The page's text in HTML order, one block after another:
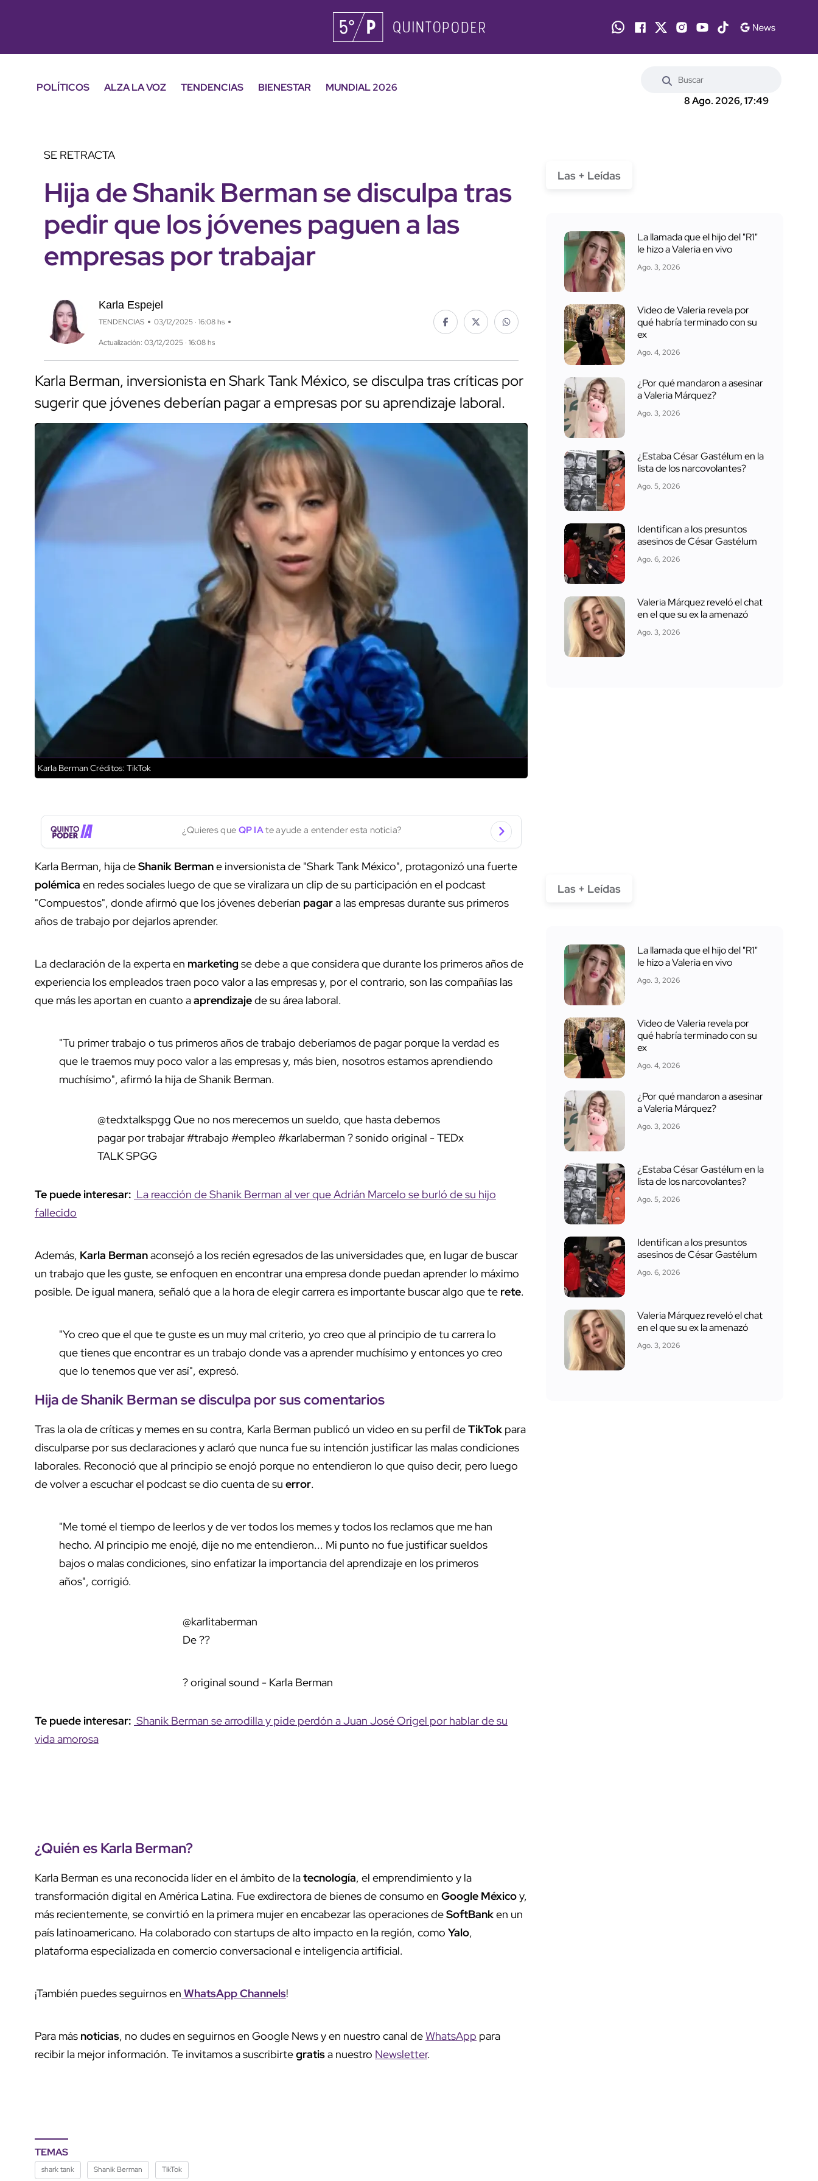
POLÍTICOS ALZA LA VOZ TENDENCIAS BIENESTAR
MUNDIAL 2026
8 Ago. 2026, 17:49
SE RETRACTA
Hija de Shanik Berman se disculpa tras
pedir que los jóvenes paguen a las
empresas por trabajar
Karla Espejel
TENDENCIAS 03/12/2025 · 16:08 hs
Actualización: 03/12/2025 · 16:08 hs
Karla Berman, inversionista en Shark Tank México, se disculpa tras críticas por
sugerir que jóvenes deberían pagar a empresas por su aprendizaje laboral.
Karla Berman Créditos: TikTok
¿Quieres que QP IAte ayude a entender esta noticia?
Karla Berman, hija deShanik Bermane inversionista de "Shark Tank México", protagonizó una fuerte
polémica en redes sociales luego de que se viralizara un clip de su participación en el podcast
"Compuestos", donde afirmó que los jóvenes deberían pagara las empresas durante sus primeros
años de trabajo por dejarlos aprender.
La declaración de la experta en marketing se debe a que considera que durante los primeros años de
experiencia los empleados traen poco valor a las empresas y, por el contrario, son las compañías las
que más les aportan en cuanto aaprendizajede su área laboral.
"Tu primer trabajo o tus primeros años de trabajo deberíamos de pagar porque la verdad es
que le traemos muy poco valor a las empresas y, más bien, nosotros estamos aprendiendo
muchísimo", afirmó la hija de Shanik Berman.
@tedxtalkspgg Que no nos merecemos un sueldo, que hasta debemos
pagar por trabajar#trabajo #empleo #karlaberman ? sonido original - TEDx
TALK SPGG
Te puede interesar: La reacción de Shanik Berman al ver que Adrián Marcelo se burló de su hijo
fallecido
Además, Karla Bermanaconsejó a los recién egresados de las universidades que, en lugar de buscar
un trabajo que les guste, se enfoquen en encontrar una empresa donde puedan aprender lo máximo
posible. De igual manera, señaló que a la hora de elegir carrera es importante buscar algo que te rete.
"Yo creo que el que te guste es un muy mal criterio, yo creo que al principio de tu carrera lo
que tienes que encontrar es un trabajo donde vas a aprender muchísimo y entonces yo creo
que lo tenemos que ver así", expresó.
Hija de Shanik Berman se disculpa por sus comentarios
Tras la ola de críticas y memes en su contra, Karla Berman publicó un video en su perfil deTikTok para
disculparse por sus declaraciones y aclaró que nunca fue su intención justificar las malas condiciones
laborales. Reconoció que al principio se enojó porque no entendieron lo que quiso decir, pero luego
de volver a escuchar el podcast se dio cuenta de su error.
"Me tomé el tiempo de leerlos y de ver todos los memes y todos los reclamos que me han
hecho. Al principio me enojé, dije no me entendieron... Mi punto no fue justificar sueldos
bajos o malas condiciones, sino enfatizar la importancia del aprendizaje en los primeros
años", corrigió.
@karlitaberman
De ??
? original sound - Karla Berman
Te puede interesar: Shanik Berman se arrodilla y pide perdón a Juan José Origel por hablar de su
vida amorosa
¿Quién es Karla Berman?
Karla Berman es una reconocida líder en el ámbito de latecnología, el emprendimiento y la
transformación digital en América Latina. Fue exdirectora de bienes de consumo en Google Méxicoy,
más recientemente, se convirtió en la primera mujer en encabezar las operaciones deSoftBanken un
país latinoamericano. Ha colaborado con startups de alto impacto en la región, como Yalo,
plataforma especializada en comercio conversacional e inteligencia artificial.
¡También puedes seguirnos en WhatsApp Channels!
Para más noticias, no dudes en seguirnos en Google News y en nuestro canal deWhatsApp para
recibir la mejor información. Te invitamos a suscribirtegratisa nuestro Newsletter.
TEMAS
shark tank Shanik Berman TikTok
Las + Leídas
La llamada que el hijo del "R1"
le hizo a Valeria en vivo
Ago. 3, 2026
Video de Valeria revela por
qué habría terminado con su
ex
Ago. 4, 2026
¿Por qué mandaron a asesinar
a Valeria Márquez?
Ago. 3, 2026
¿Estaba César Gastélum en la
lista de los narcovolantes?
Ago. 5, 2026
Identifican a los presuntos
asesinos de César Gastélum
Ago. 6, 2026
Valeria Márquez reveló el chat
en el que su ex la amenazó
Ago. 3, 2026
Las + Leídas
La llamada que el hijo del "R1"
le hizo a Valeria en vivo
Ago. 3, 2026
Video de Valeria revela por
qué habría terminado con su
ex
Ago. 4, 2026
¿Por qué mandaron a asesinar
a Valeria Márquez?
Ago. 3, 2026
¿Estaba César Gastélum en la
lista de los narcovolantes?
Ago. 5, 2026
Identifican a los presuntos
asesinos de César Gastélum
Ago. 6, 2026
Valeria Márquez reveló el chat
en el que su ex la amenazó
Ago. 3, 2026